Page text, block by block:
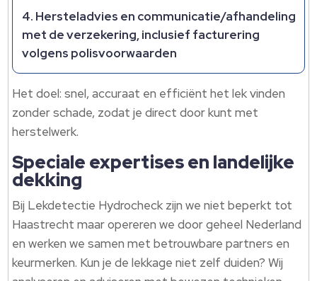
Hersteladvies en communicatie/afhandeling
met de verzekering, inclusief facturering
volgens polisvoorwaarden
Het doel: snel, accuraat en efficiënt het lek vinden
zonder schade, zodat je direct door kunt met
herstelwerk.​
Speciale expertises en landelijke
dekking
Bij Lekdetectie Hydrocheck zijn we niet beperkt tot
Haastrecht maar opereren we door geheel Nederland
en werken we samen met betrouwbare partners en
keurmerken.​ Kun je de lekkage niet zelf duiden? Wij